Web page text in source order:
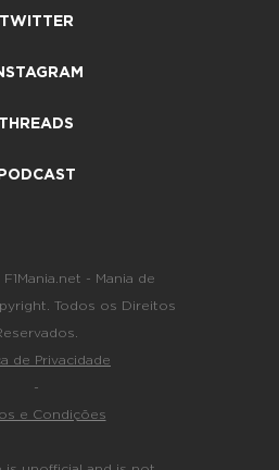
TWITTER
THREADS
PODCAST
- Mania de
Todos os Direitos
de Privacidade
-
e Condições